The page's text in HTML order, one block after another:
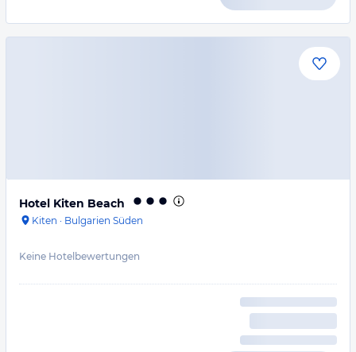
Hotel Kiten Beach
Kiten · Bulgarien Süden
Keine Hotelbewertungen